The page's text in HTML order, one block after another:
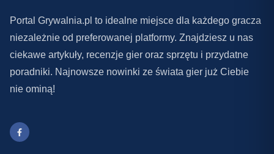
Portal Grywalnia.pl to idealne miejsce dla każdego gracza
niezależnie od preferowanej platformy. Znajdziesz u nas
ciekawe artykuły, recenzje gier oraz sprzętu i przydatne
poradniki. Najnowsze nowinki ze świata gier już Ciebie
nie ominą!